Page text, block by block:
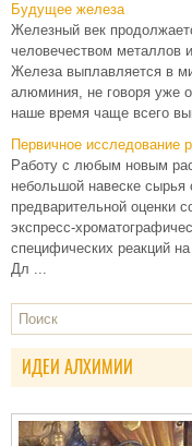
Будущее железа
Железный век
человечеством металлов
Железа выплавляется в
алюминия, не говоря уже
наше время чаще всего
Первичное исследование
Работу с любым новым
небольшой навеске сырья
предварительной оценки
экспресс-
специфических реакций
Дл ...
ИДЕИ АЛХИМИИ